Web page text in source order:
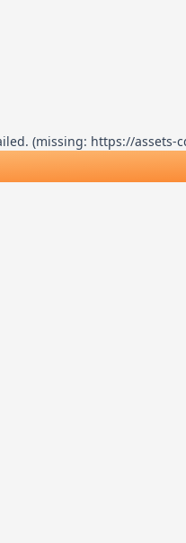
(missing: https://assets-